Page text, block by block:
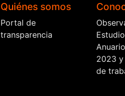
Quiénes somos
Portal de
transparencia
2023
de